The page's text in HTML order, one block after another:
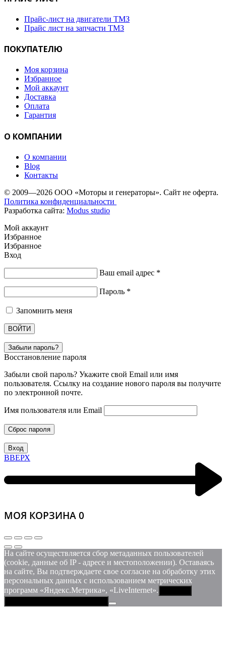
Прайс-лист на двигатели ТМЗ
Прайс лист на запчасти ТМЗ
ПОКУПАТЕЛЮ
Моя корзина
Избранное
Мой аккаунт
Доставка
Оплата
Гарантия
О КОМПАНИИ
О компании
Blog
Контакты
© 2009—2026 ООО «Моторы и генераторы». Сайт не оферта.
Политика конфиденциальности
Разработка сайта: Modus studio
Мой аккаунт
Избранное
Избранное
Вход
Ваш email адрес *
Пароль *
Запомнить меня
ВОЙТИ
Забыли пароль?
Восстановление пароля
Забыли свой пароль? Укажите свой Email или имя
пользователя. Ссылку на создание нового пароля вы получите
по электронной почте.
Имя пользователя или Email
Сброс пароля
Вход
ВВЕРХ
МОЯ КОРЗИНА 0
На сайте осуществляется сбор метаданных пользователей
(cookie, данные об IP - адресе и местоположении). Оставаясь
на сайте, Вы подтверждаете свое согласие на обработку этих
персональных данных c использованием метрических
программ «Яндекс.Метрика», «LiveInternet».